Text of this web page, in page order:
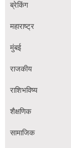
ब्रेकिंग
महाराष्ट्र
मुंबई
राजकीय
राशिभविष्य
शैक्षणिक
सामाजिक